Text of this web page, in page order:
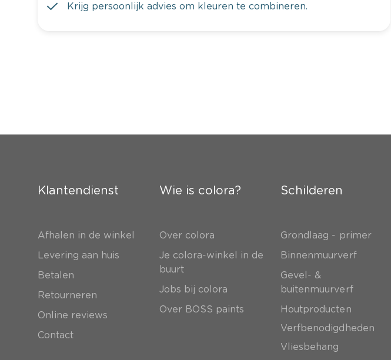
Krijg persoonlijk advies om kleuren te combineren.
Klantendienst
Afhalen in de winkel
Levering aan huis
Betalen
Retourneren
Online reviews
Contact
Wie is colora?
Over colora
Je colora-winkel in de
buurt
Jobs bij colora
Over BOSS paints
Schilderen
Grondlaag - primer
Binnenmuurverf
Gevel- &
buitenmuurverf
Houtproducten
Verfbenodigdheden
Vliesbehang